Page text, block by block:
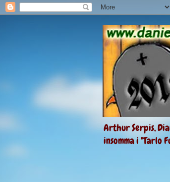
Arthur Serpis,
insomma i "Tarlo